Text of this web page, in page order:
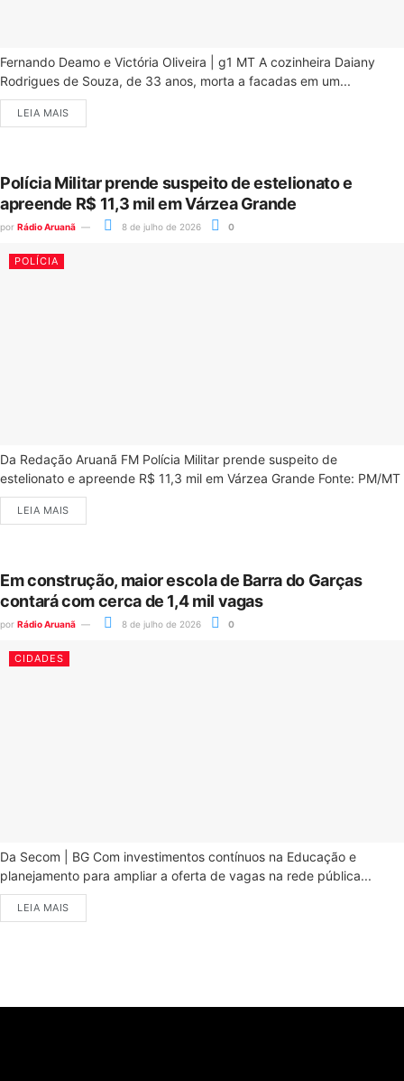
Fernando Deamo e Victória Oliveira | g1 MT A cozinheira Daiany
Rodrigues de Souza, de 33 anos, morta a facadas em um...
LEIA MAIS
Polícia Militar prende suspeito de estelionato e
apreende R$ 11,3 mil em Várzea Grande
por Rádio Aruanã 8 de julho de 2026 0
POLÍCIA
Da Redação Aruanã FM Polícia Militar prende suspeito de
estelionato e apreende R$ 11,3 mil em Várzea Grande Fonte: PM/MT
LEIA MAIS
Em construção, maior escola de Barra do Garças
contará com cerca de 1,4 mil vagas
por Rádio Aruanã 8 de julho de 2026 0
CIDADES
Da Secom | BG Com investimentos contínuos na Educação e
planejamento para ampliar a oferta de vagas na rede pública...
LEIA MAIS